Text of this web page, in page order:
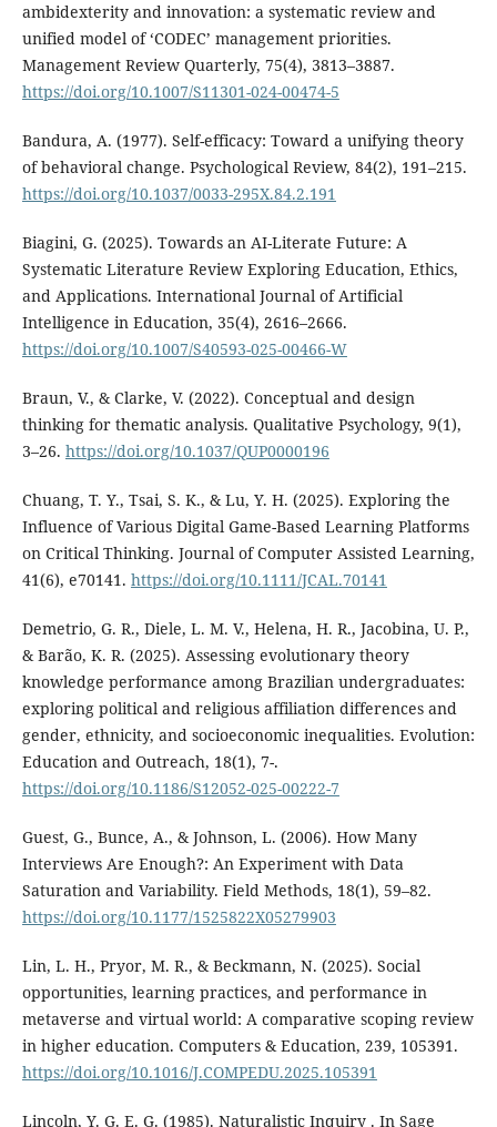
ambidexterity and innovation: a systematic review and
unified model of ‘CODEC’ management priorities.
Management Review Quarterly, 75(4), 3813–3887.
https://doi.org/10.1007/S11301-024-00474-5
Bandura, A. (1977). Self-efficacy: Toward a unifying theory
of behavioral change. Psychological Review, 84(2), 191–215.
https://doi.org/10.1037/0033-295X.84.2.191
Biagini, G. (2025). Towards an AI-Literate Future: A
Systematic Literature Review Exploring Education, Ethics,
and Applications. International Journal of Artificial
Intelligence in Education, 35(4), 2616–2666.
https://doi.org/10.1007/S40593-025-00466-W
Braun, V., & Clarke, V. (2022). Conceptual and design
thinking for thematic analysis. Qualitative Psychology, 9(1),
3–26. https://doi.org/10.1037/QUP0000196
Chuang, T. Y., Tsai, S. K., & Lu, Y. H. (2025). Exploring the
Influence of Various Digital Game-Based Learning Platforms
on Critical Thinking. Journal of Computer Assisted Learning,
41(6), e70141. https://doi.org/10.1111/JCAL.70141
Demetrio, G. R., Diele, L. M. V., Helena, H. R., Jacobina, U. P.,
& Barão, K. R. (2025). Assessing evolutionary theory
knowledge performance among Brazilian undergraduates:
exploring political and religious affiliation differences and
gender, ethnicity, and socioeconomic inequalities. Evolution:
Education and Outreach, 18(1), 7-.
https://doi.org/10.1186/S12052-025-00222-7
Guest, G., Bunce, A., & Johnson, L. (2006). How Many
Interviews Are Enough?: An Experiment with Data
Saturation and Variability. Field Methods, 18(1), 59–82.
https://doi.org/10.1177/1525822X05279903
Lin, L. H., Pryor, M. R., & Beckmann, N. (2025). Social
opportunities, learning practices, and performance in
metaverse and virtual world: A comparative scoping review
in higher education. Computers & Education, 239, 105391.
https://doi.org/10.1016/J.COMPEDU.2025.105391
Lincoln, Y. G. E. G. (1985). Naturalistic Inquiry . In Sage